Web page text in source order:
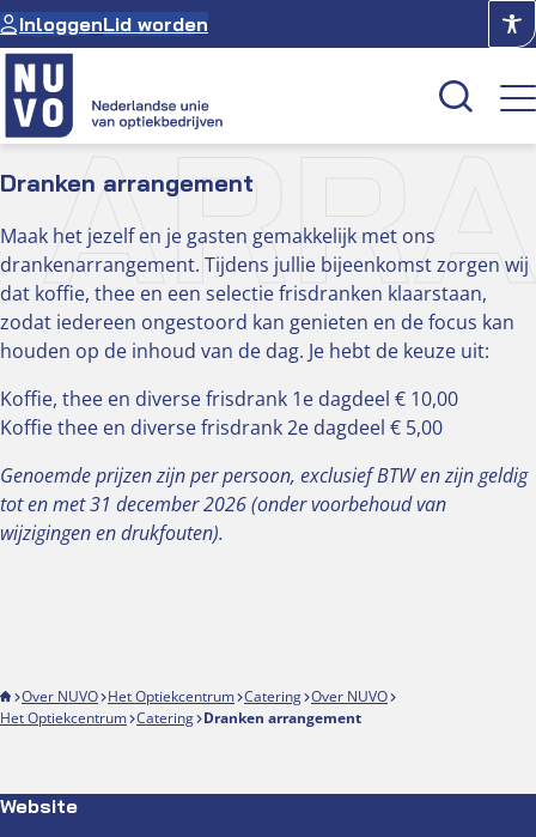
Ga
naar
de
inhoud
InloggenLid worden
Kenniscentrum
Academie
Over NUVO
Oculus
Optiekcentrum
Dranken arrangement
Maak het jezelf en je gasten gemakkelijk met ons
drankenarrangement. Tijdens jullie bijeenkomst zorgen wij
dat koffie, thee en een selectie frisdranken klaarstaan,
zodat iedereen ongestoord kan genieten en de focus kan
houden op de inhoud van de dag. Je hebt de keuze uit:
Koffie, thee en diverse frisdrank 1e dagdeel € 10,00
Koffie thee en diverse frisdrank 2e dagdeel € 5,00
Genoemde prijzen zijn per persoon, exclusief BTW en zijn geldig
tot en met 31 december 2026 (onder voorbehoud van
wijzigingen en drukfouten).
Over NUVO Het Optiekcentrum Catering Over NUVO
Het Optiekcentrum Catering Dranken arrangement
Website